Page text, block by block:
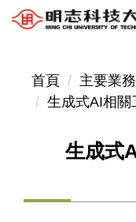
跳
首頁
主要業務
生成式AI相關
生成式